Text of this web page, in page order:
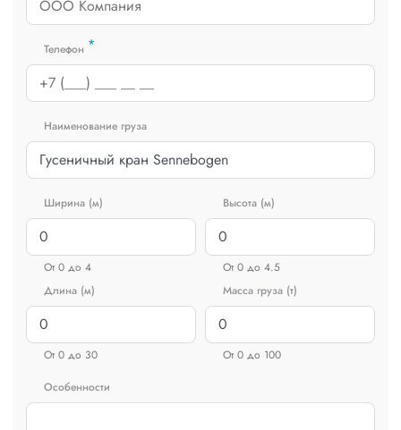
Телефон *
Наименование груза
Ширина (м)
От 0 до 4
Высота (м)
От 0 до 4.5
Длина (м)
От 0 до 30
Масса груза (т)
От 0 до 100
Особенности